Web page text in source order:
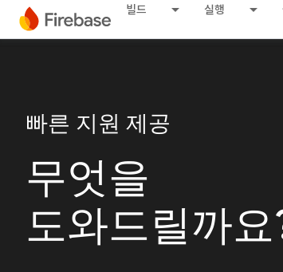
빌드 실행
빠른 지원 제공
무엇을
도와드릴까요